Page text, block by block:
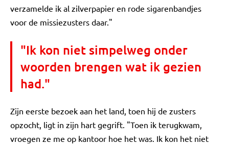
verzamelde ik al zilverpapier en rode sigarenbandjes
voor de missiezusters daar."
"Ik kon niet simpelweg onder
woorden brengen wat ik gezien
had."
Zijn eerste bezoek aan het land, toen hij de zusters
opzocht, ligt in zijn hart gegrift. "Toen ik terugkwam,
vroegen ze me op kantoor hoe het was. Ik kon het niet